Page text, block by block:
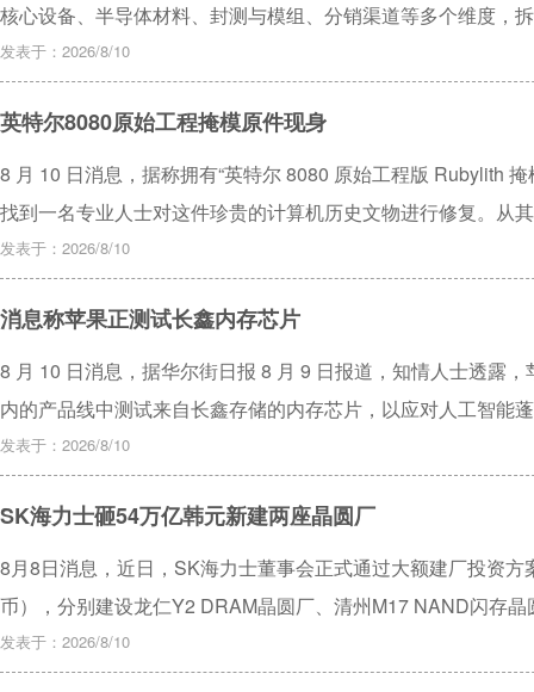
核心设备、半导体材料、封测与模组、分销渠道等多个维度，
发表于：2026/8/10
英特尔8080原始工程掩模原件现身
8 月 10 日消息，据称拥有“英特尔 8080 原始工程版 Rubylith
找到一名专业人士对这件珍贵的计算机历史文物进行修复。从
乎需要重新装裱和更换画框。如果一直隔着玻璃保存，希望这
仍然保持良好状态。
发表于：2026/8/10
消息称苹果正测试长鑫内存芯片
8 月 10 日消息，据华尔街日报 8 月 9 日报道，知情人士透露
内的产品线中测试来自长鑫存储的内存芯片，以应对人工智能
发表于：2026/8/10
SK海力士砸54万亿韩元新建两座晶圆厂
8月8日消息，近日，SK海力士董事会正式通过大额建厂投资
币），分别建设龙仁Y2 DRAM晶圆厂、清州M17 NAND闪存
求。
发表于：2026/8/10